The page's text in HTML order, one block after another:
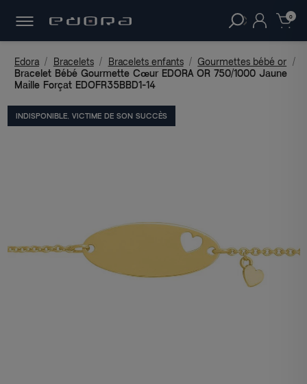
clear 0
Edora Bracelets Bracelets enfants
Gourmettes bébé or
Bracelet Bébé Gourmette Cœur EDORA OR 750/1000 Jaune
Maille Forçat EDOFR35BBD1-14
INDISPONIBLE, VICTIME DE SON SUCCÈS